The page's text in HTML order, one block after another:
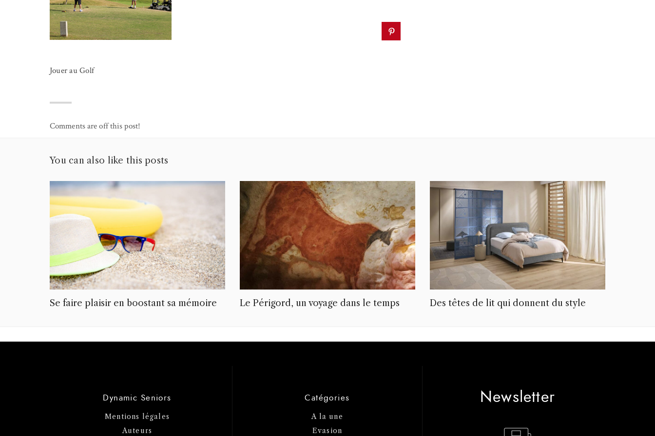
Jouer au Golf
Comments are off this post!
You can also like this posts
Se faire plaisir en boostant sa mémoire Le Périgord, un voyage dans le temps Des têtes de lit qui donnent du style
Dynamic Seniors
Mentions légales
Auteurs
Catégories
A la une
Evasion
Newsletter